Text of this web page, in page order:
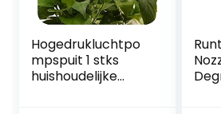
Hogedrukluchtpo
mpspuit 1 stks
huishoudelijke